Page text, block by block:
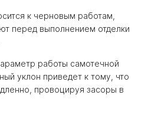
к черновым работам,
перед выполнением отделки
работы самотечной
уклон приведет к тому, что
провоцируя засоры в